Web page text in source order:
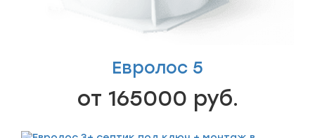
Евролос 5
от 165000 руб.